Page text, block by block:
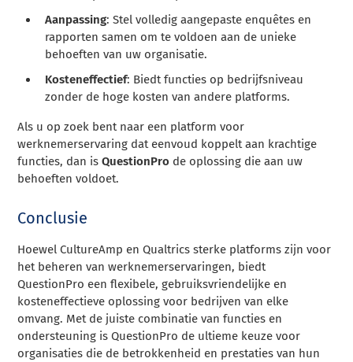
Aanpassing: Stel volledig aangepaste enquêtes en
rapporten samen om te voldoen aan de unieke
behoeften van uw organisatie.
Kosteneffectief: Biedt functies op bedrijfsniveau
zonder de hoge kosten van andere platforms.
Als u op zoek bent naar een platform voor
werknemerservaring dat eenvoud koppelt aan krachtige
functies, dan isQuestionPro de oplossing die aan uw
behoeften voldoet.
Conclusie
Hoewel CultureAmp en Qualtrics sterke platforms zijn voor
het beheren van werknemerservaringen, biedt
QuestionPro een flexibele, gebruiksvriendelijke en
kosteneffectieve oplossing voor bedrijven van elke
omvang. Met de juiste combinatie van functies en
ondersteuning is QuestionPro de ultieme keuze voor
organisaties die de betrokkenheid en prestaties van hun